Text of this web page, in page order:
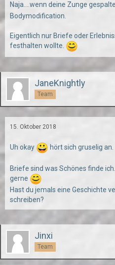
Naja....wenn deine Zunge
Bodymodification.
Eigentlich nur Briefe oder
festhalten wollte.
JaneKnightly
Team
15. Oktober 2018
Uh okay hört sich gruselig an.
Briefe sind was Schönes finde
gerne
Hast du jemals eine Geschichte
schreiben?
Jinxi
Team